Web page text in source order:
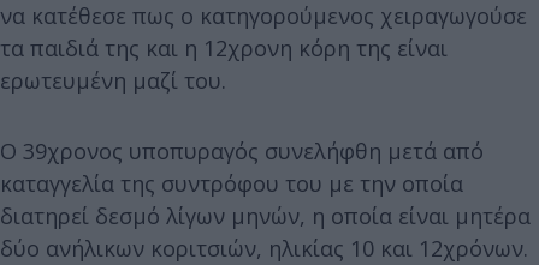
να κατέθεσε πως ο κατηγορούμενος χειραγωγούσε
τα παιδιά της και η 12χρονη κόρη της είναι
ερωτευμένη μαζί του.
Ο 39χρονος υποπυραγός συνελήφθη μετά από
καταγγελία της συντρόφου του με την οποία
διατηρεί δεσμό λίγων μηνών, η οποία είναι μητέρα
δύο ανήλικων κοριτσιών, ηλικίας 10 και 12χρόνων.